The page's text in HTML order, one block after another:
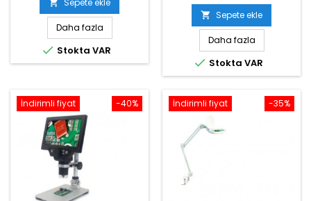
 Sepete ekle
Daha fazla
 Stokta VAR
 Sepete ekle
Daha fazla
 Stokta VAR
-40%
İndirimli fiyat -35%
İndirimli fiyat